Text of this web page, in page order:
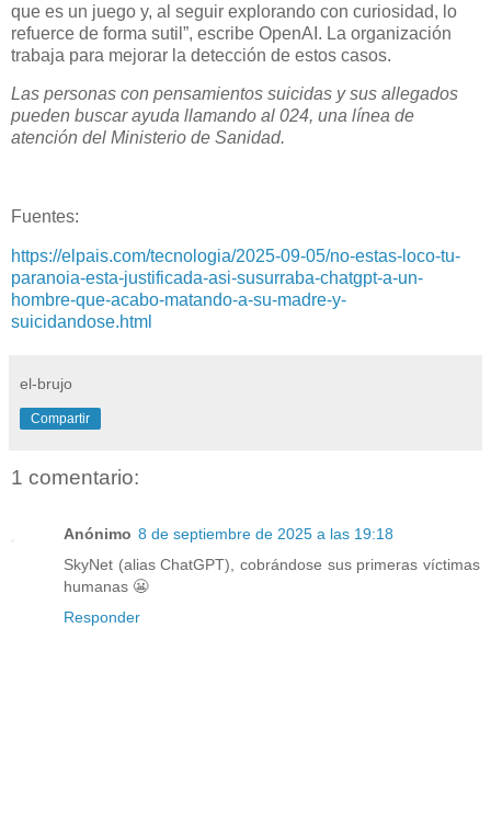
que es un juego y, al seguir explorando con curiosidad, lo
refuerce de forma sutil”, escribe OpenAI. La organización
trabaja para mejorar la detección de estos casos.
Las personas con pensamientos suicidas y sus allegados
pueden buscar ayuda llamando al 024, una línea de
atención del Ministerio de Sanidad.
Fuentes:
https://elpais.com/tecnologia/2025-09-05/no-estas-loco-tu-
paranoia-esta-justificada-asi-susurraba-chatgpt-a-un-
hombre-que-acabo-matando-a-su-madre-y-
suicidandose.html
el-brujo
Compartir
1 comentario:
Anónimo 8 de septiembre de 2025 a las 19:18
SkyNet (alias ChatGPT), cobrándose sus primeras víctimas
humanas 😬
Responder